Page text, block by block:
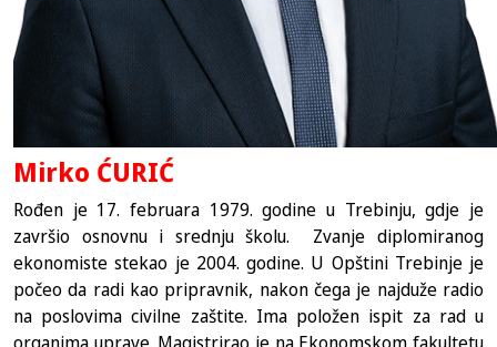
Mirko ĆURIĆ
Rođen je 17. februara 1979. godine u Trebinju, gdje je
završio osnovnu i srednju školu. Zvanje diplomiranog
ekonomiste stekao je 2004. godine. U Opštini Trebinje je
počeo da radi kao pripravnik, nakon čega je najduže radio
na poslovima civilne zaštite. Ima položen ispit za rad u